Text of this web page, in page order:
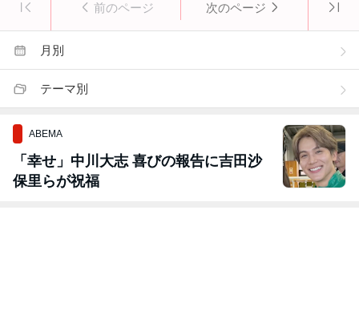
前のページ 次のページ
月別
テーマ別
ABEMA
「幸せ」中川大志 喜びの報告に吉田沙
保里らが祝福